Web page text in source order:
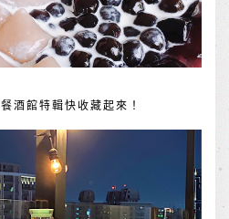
酒館特輯快收藏起來！